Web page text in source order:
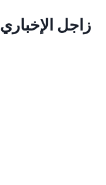
زاجل الإخباري